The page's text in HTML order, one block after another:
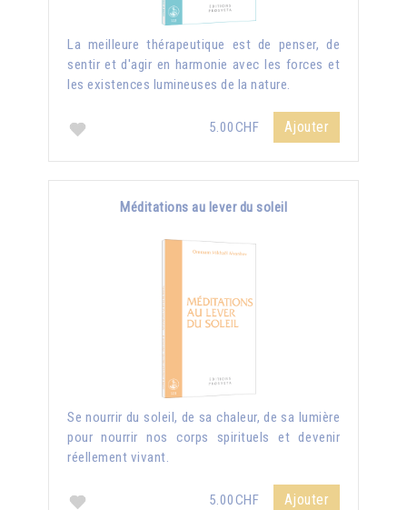
La meilleure thérapeutique est de penser, de
sentir et d'agir en harmonie avec les forces et
les existences lumineuses de la nature.
5.00CHF Ajouter
Méditations au lever du soleil
Se nourrir du soleil, de sa chaleur, de sa lumière
pour nourrir nos corps spirituels et devenir
réellement vivant.
5.00CHF Ajouter